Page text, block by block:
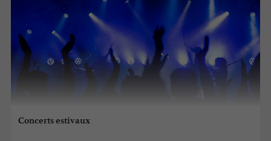
Concerts estivaux